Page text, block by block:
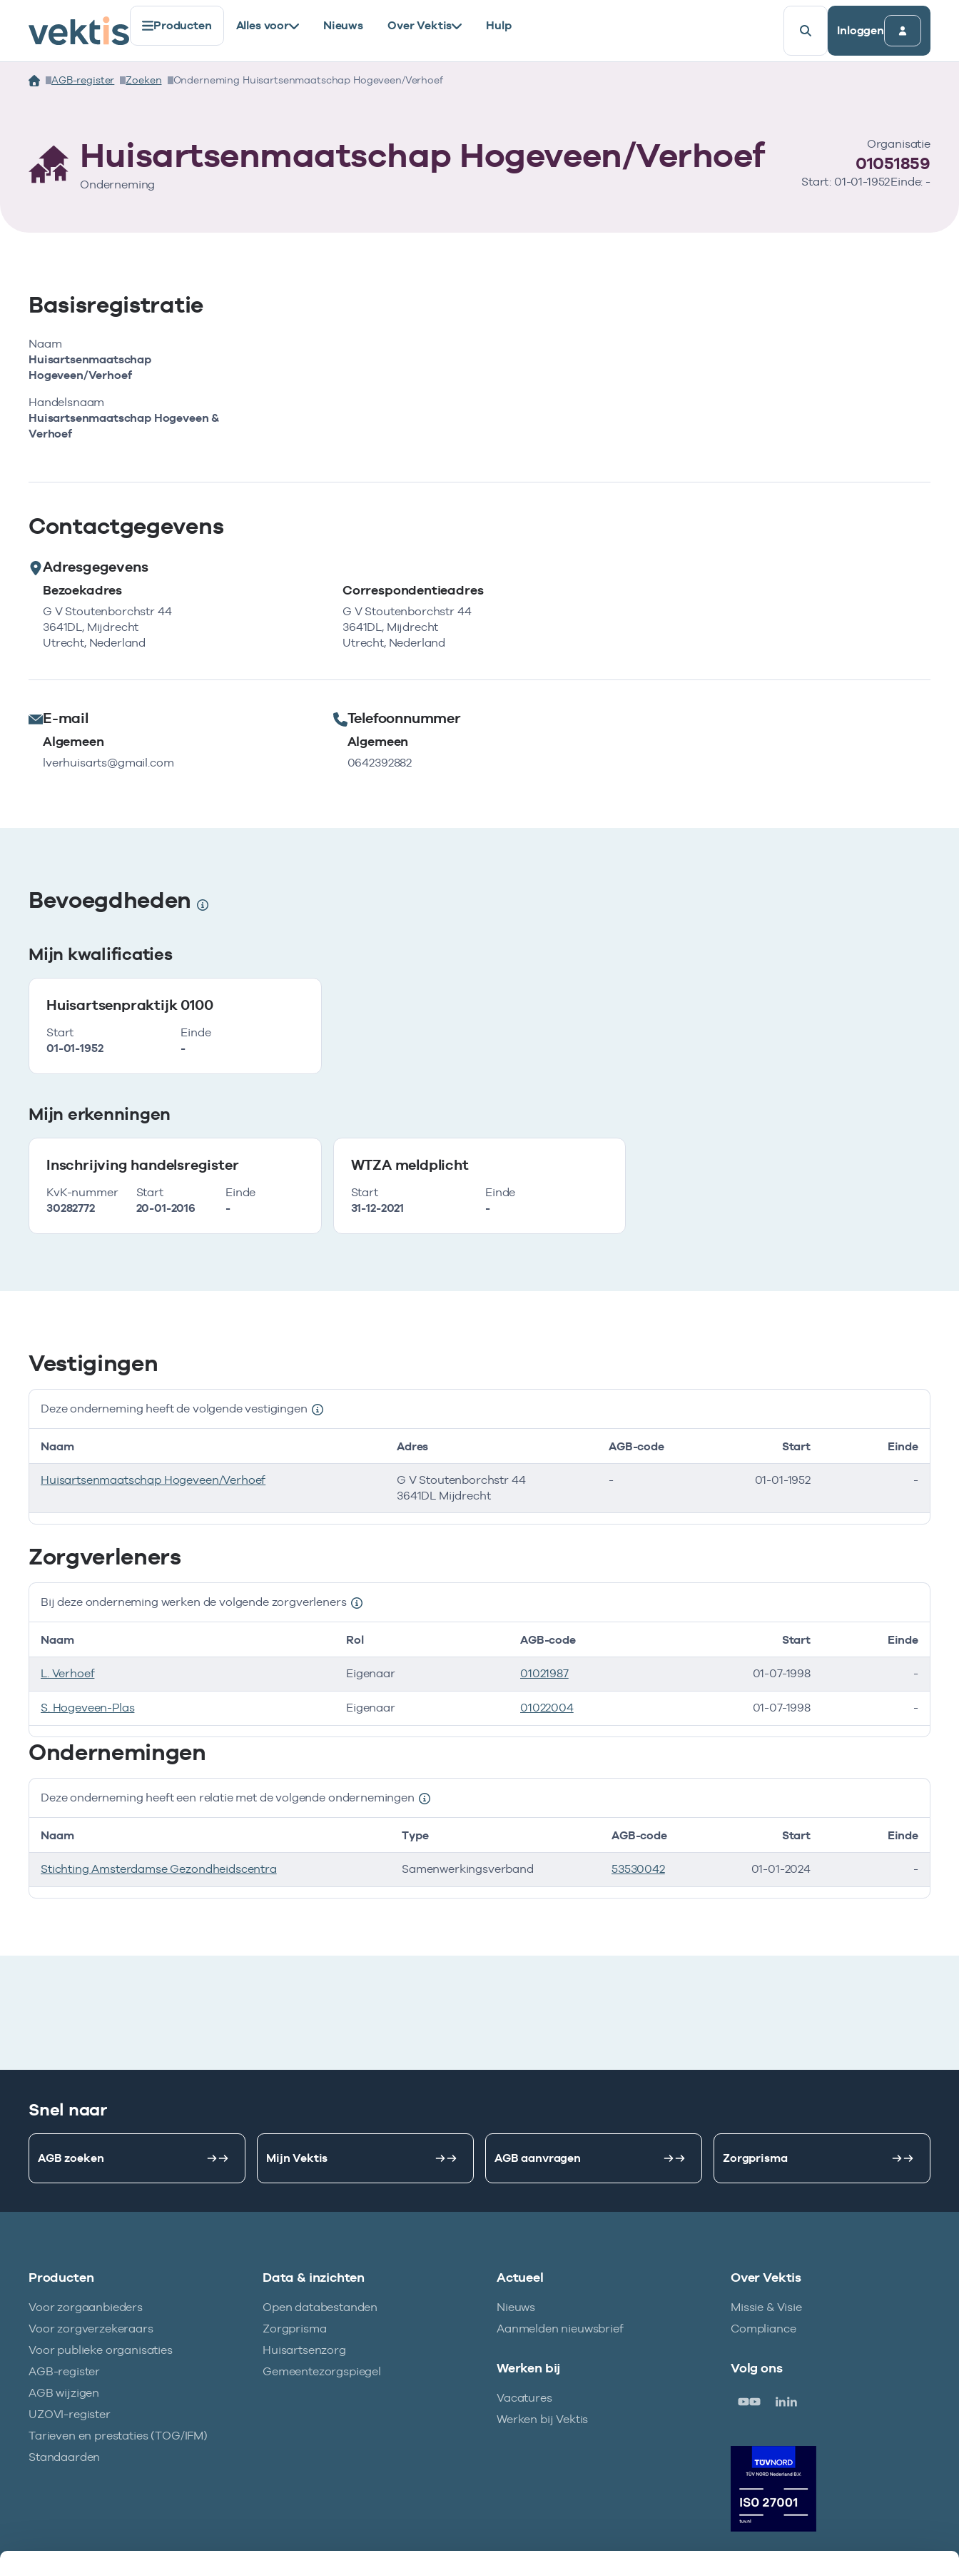
Producten Alles voor Nieuws Over Vektis Hulp Inloggen
AGB-register Zoeken Onderneming Huisartsenmaatschap Hogeveen/Verhoef
Huisartsenmaatschap Hogeveen/Verhoef
Onderneming
Organisatie
01051859
Start: 01-01-1952Einde: -
Basisregistratie
Naam
Huisartsenmaatschap
Hogeveen/Verhoef
Handelsnaam
Huisartsenmaatschap Hogeveen &
Verhoef
Contactgegevens
Adresgegevens
Bezoekadres
G V Stoutenborchstr 44
3641DL, Mijdrecht
Utrecht, Nederland
Correspondentieadres
G V Stoutenborchstr 44
3641DL, Mijdrecht
Utrecht, Nederland
E-mail
Algemeen
lverhuisarts@gmail.com
Telefoonnummer
Algemeen
0642392882
Bevoegdheden
Mijn kwalificaties
Huisartsenpraktijk 0100
Start
01-01-1952
Einde
-
Mijn erkenningen
Inschrijving handelsregister
KvK-nummer
30282772
Start
20-01-2016
Einde
-
WTZA meldplicht
Start
31-12-2021
Einde
-
Vestigingen
Deze onderneming heeft de volgende vestigingen
Deze onderneming heeft de volgende vestigingen
Naam Adres AGB-code Start Einde
Huisartsenmaatschap Hogeveen/Verhoef
G V Stoutenborchstr 44
3641DL Mijdrecht
- 01-01-1952 -
Zorgverleners
Bij deze onderneming werken de volgende zorgverleners
Bij deze onderneming werken de volgende zorgverleners
Naam Rol AGB-code Start Einde
L. Verhoef Eigenaar 01021987 01-07-1998 -
S. Hogeveen-Plas Eigenaar 01022004 01-07-1998 -
Ondernemingen
Deze onderneming heeft een relatie met de volgende ondernemingen
Deze onderneming heeft een relatie met de volgende ondernemingen
Naam Type AGB-code Start Einde
Stichting Amsterdamse Gezondheidscentra Samenwerkingsverband 53530042 01-01-2024 -
Snel naar
AGB zoeken Mijn Vektis AGB aanvragen Zorgprisma
Producten
Voor zorgaanbieders
Voor zorgverzekeraars
Voor publieke organisaties
AGB-register
AGB wijzigen
UZOVI-register
Tarieven en prestaties (TOG/IFM)
Standaarden
Data & inzichten
Open databestanden
Zorgprisma
Huisartsenzorg
Gemeentezorgspiegel
Actueel
Nieuws
Aanmelden nieuwsbrief
Over Vektis
Missie & Visie
Compliance
Werken bij
Vacatures
Werken bij Vektis
Volg ons